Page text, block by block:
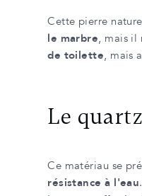
Cette pierre
le marbre, mais il
de toilette, mais
Le quartz
Ce matériau se
résistance à l'eau